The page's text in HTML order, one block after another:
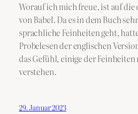
Worauf ich mich freue, ist auf die
von Babel. Da es in dem Buch
sprachliche Feinheiten geht,
Probelesen der englischen
das Gefühl, einige der
verstehen.
29. Januar 2023